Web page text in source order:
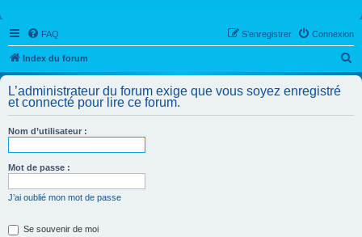
FAQ Connexion
S’enregistrer
Index du forum
e
h
L’administrateur du forum exige que vous soyez enregistré
et connecté pour lire ce forum.
Nom d’utilisateur :
Mot de passe :
J’ai oublié mon mot de passe
Se souvenir de moi